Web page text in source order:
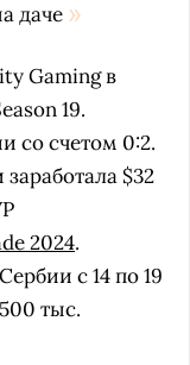
даче
Gaming в
19.
со счетом 0:2.
$32
2024.
с 14 по 19
тыс.